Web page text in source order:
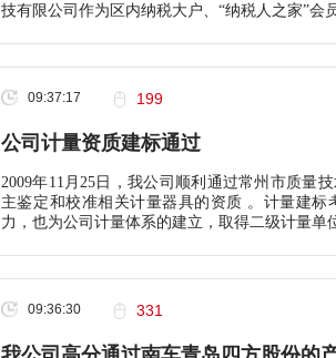
技有限公司作为区内纳税大户、“纳税人之家”
09:37:17 199
公司计量资质建标通过
2009年11月25日，我公司顺利通过常州市质量
主鉴定和校准相关计量器具的资质 。计量建
力，也为公司计量体系的建立，取得二级计量单
09:36:30 331